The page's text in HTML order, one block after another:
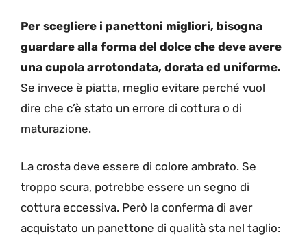
Per scegliere i panettoni migliori, bisogna
guardare alla forma del dolce che deve avere
una cupola arrotondata, dorata ed uniforme.
Se invece è piatta, meglio evitare perché vuol
dire che c’è stato un errore di cottura o di
maturazione.
La crosta deve essere di colore ambrato. Se
troppo scura, potrebbe essere un segno di
cottura eccessiva. Però la conferma di aver
acquistato un panettone di qualità sta nel taglio: